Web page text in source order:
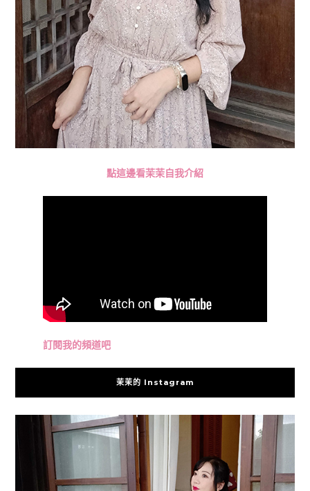
點這邊看茉茉自我介紹
訂閱我的頻道吧
茉茉的 Instagram